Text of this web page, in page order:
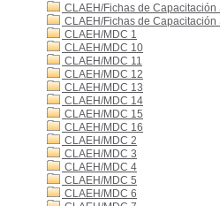
CLAEH/Fichas de Capacitación
CLAEH/Fichas de Capacitación
CLAEH/MDC 1
CLAEH/MDC 10
CLAEH/MDC 11
CLAEH/MDC 12
CLAEH/MDC 13
CLAEH/MDC 14
CLAEH/MDC 15
CLAEH/MDC 16
CLAEH/MDC 2
CLAEH/MDC 3
CLAEH/MDC 4
CLAEH/MDC 5
CLAEH/MDC 6